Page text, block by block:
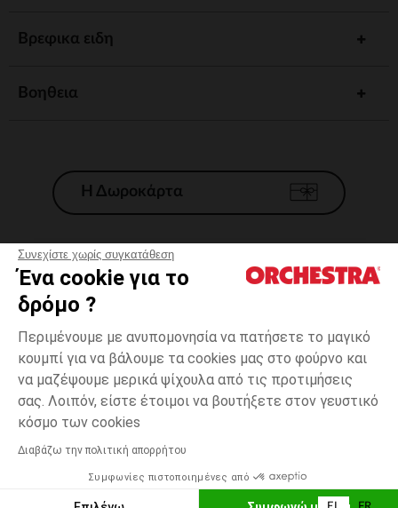
Συνεχίστε χωρίς συγκατάθεση
Ένα cookie για το
δρόμο ?
Περιμένουμε με ανυπομονησία να πατήσετε το μαγικό
κουμπί για να βάλουμε τα cookies μας στο φούρνο και
να μαζέψουμε μερικά ψίχουλα από τις προτιμήσεις
σας. Λοιπόν, είστε έτοιμοι να βουτήξετε στον γευστικό
κόσμο των cookies
Διαβάζω την πολιτική απορρήτου
Συμφωνίες πιστοποιημένες από
Ροζ
14
Δυνατότητα πληρωμής με
ΠΡΟΣΘΉΚΗ ΣΤΟ ΚΑΛΆΘΙ
Βρεφικα ειδη
Βοηθεια
Η Δωροκάρτα
Γενικοί 'Οροι Πώλησης
*Εμπορικες προσφορες
Προσωπικά δεδομένα
Διαχείρηση των cookies
Προσβασιμότητα: μη συμμορφούμενη
H Orchestra συμμετέχει στον κωδικά δεοντολογίας και στο σύστημα
μεσολάβησης της Γαλλικής Ομοσπονδίας Ηλεκτρονικού Εμπορίου.